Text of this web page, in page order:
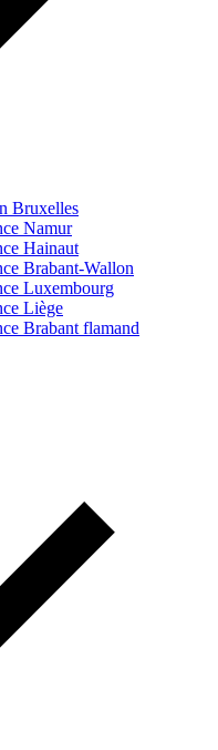
Bruxelles
Namur
Hainaut
Brabant-Wallon
Luxembourg
Liège
Brabant flamand